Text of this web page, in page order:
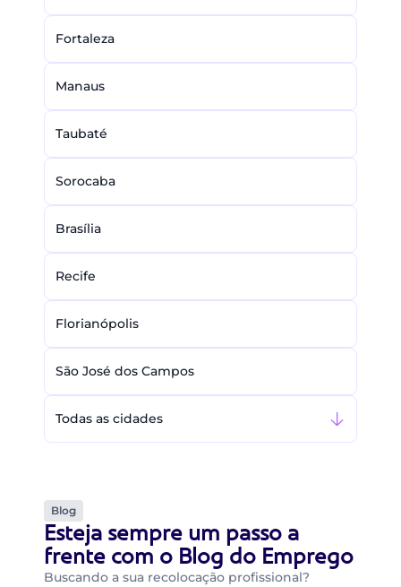
Fortaleza
Manaus
Taubaté
Sorocaba
Brasília
Recife
Florianópolis
São José dos Campos
Todas as cidades
Blog
Esteja sempre um passo a
frente com o Blog do Emprego
Buscando a sua recolocação profissional?